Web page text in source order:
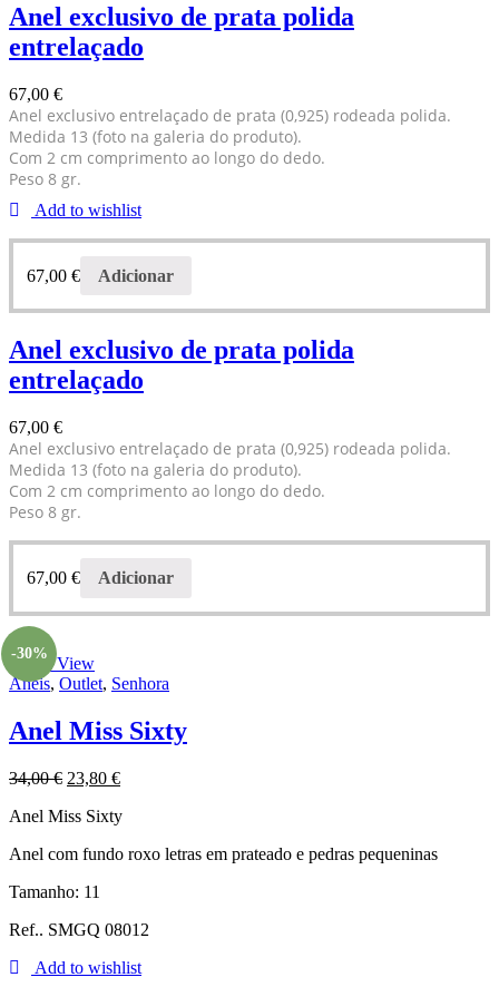
Anel exclusivo de prata polida
entrelaçado
67,00 €
Anel exclusivo entrelaçado de prata (0,925) rodeada polida.
Medida 13 (foto na galeria do produto).
Com 2 cm comprimento ao longo do dedo.
Peso 8 gr.
Add to wishlist
67,00 € Adicionar
Anel exclusivo de prata polida
entrelaçado
67,00 €
Anel exclusivo entrelaçado de prata (0,925) rodeada polida.
Medida 13 (foto na galeria do produto).
Com 2 cm comprimento ao longo do dedo.
Peso 8 gr.
67,00 € Adicionar
-30%
Quick View
Aneis, Outlet, Senhora
Anel Miss Sixty
34,00€ 23,80 €
Anel Miss Sixty
Anel com fundo roxo letras em prateado e pedras pequeninas
Tamanho: 11
Ref.. SMGQ 08012
Add to wishlist